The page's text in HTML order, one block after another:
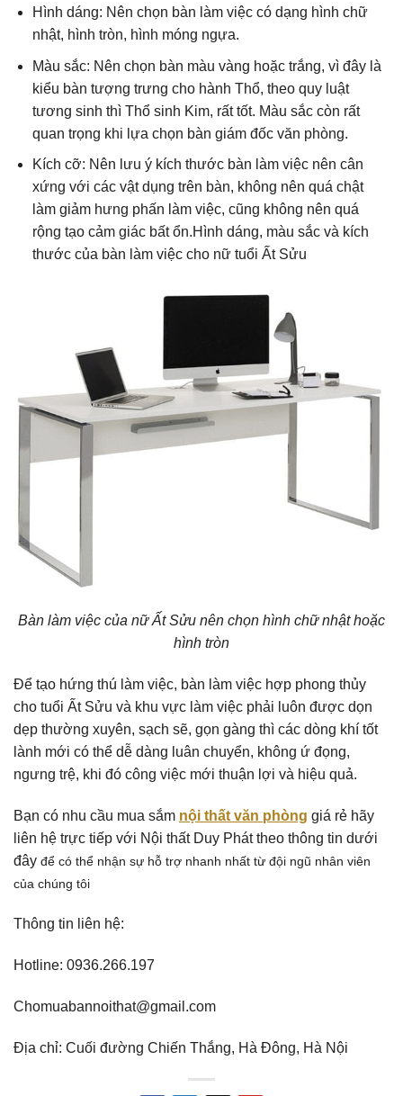
Hình dáng: Nên chọn bàn làm việc có dạng hình chữ
nhật, hình tròn, hình móng ngựa.
Màu sắc: Nên chọn bàn màu vàng hoặc trắng, vì đây là
kiểu bàn tượng trưng cho hành Thổ, theo quy luật
tương sinh thì Thổ sinh Kim, rất tốt. Màu sắc còn rất
quan trọng khi lựa chọn bàn giám đốc văn phòng.
Kích cỡ: Nên lưu ý kích thước bàn làm việc nên cân
xứng với các vật dụng trên bàn, không nên quá chật
làm giảm hưng phấn làm việc, cũng không nên quá
rộng tạo cảm giác bất ổn.Hình dáng, màu sắc và kích
thước của bàn làm việc cho nữ tuổi Ất Sửu
Bàn làm việc của nữ Ất Sửu nên chọn hình chữ nhật hoặc
hình tròn
Để tạo hứng thú làm việc, bàn làm việc hợp phong thủy
cho tuổi Ất Sửu và khu vực làm việc phải luôn được dọn
dẹp thường xuyên, sạch sẽ, gọn gàng thì các dòng khí tốt
lành mới có thể dễ dàng luân chuyển, không ứ đọng,
ngưng trệ, khi đó công việc mới thuận lợi và hiệu quả.
Bạn có nhu cầu mua sắm nội thất văn phòng giá rẻ hãy
liên hệ trực tiếp với Nội thất Duy Phát theo thông tin dưới
đây để có thể nhận sự hỗ trợ nhanh nhất từ đội ngũ nhân viên
của chúng tôi
Thông tin liên hệ:
Hotline: 0936.266.197
Chomuabannoithat@gmail.com
Địa chỉ: Cuối đường Chiến Thắng, Hà Đông, Hà Nội